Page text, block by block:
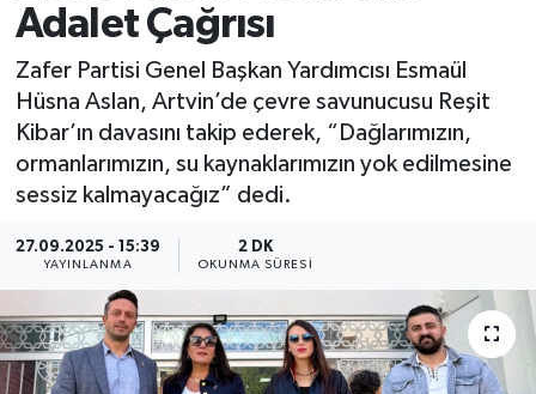
Adalet Çağrısı
Zafer Partisi Genel Başkan Yardımcısı Esmaül
Hüsna Aslan, Artvin’de çevre savunucusu Reşit
Kibar’ın davasını takip ederek, “Dağlarımızın,
ormanlarımızın, su kaynaklarımızın yok edilmesine
sessiz kalmayacağız” dedi.
27.09.2025 - 15:39
YAYINLANMA
2 DK
OKUNMA SÜRESI